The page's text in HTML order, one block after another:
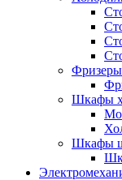
Фризеры
Шкафы
Шкафы